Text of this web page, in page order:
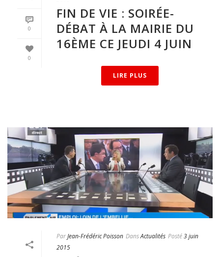
0
0
FIN DE VIE : SOIRÉE-
DÉBAT À LA MAIRIE DU
16ÈME CE JEUDI 4 JUIN
LIRE PLUS
ParJean-Frédéric Poisson DansActualités Posté3 juin
2015